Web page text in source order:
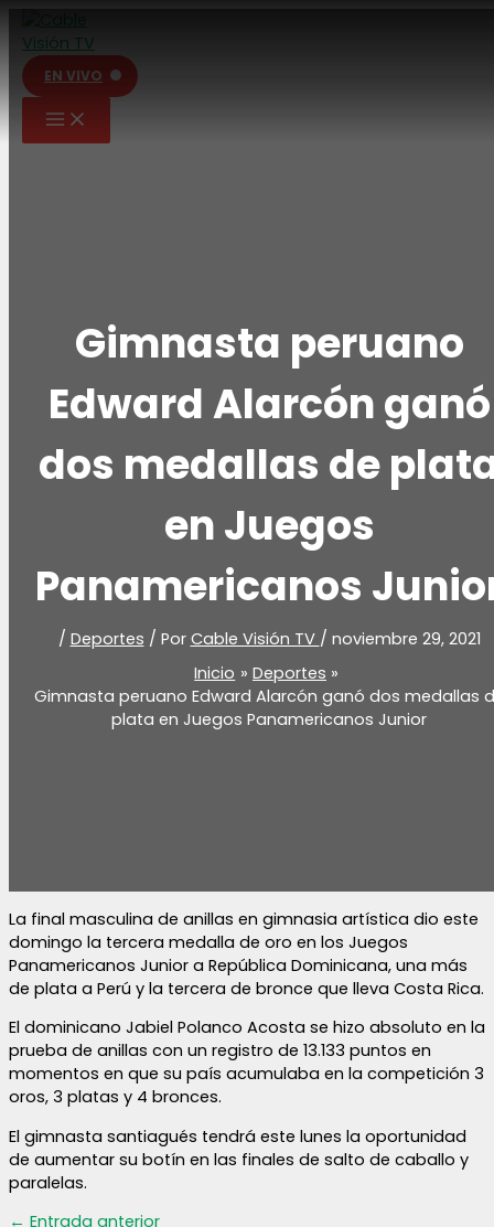
contenido
EN VIVO
Gimnasta peruano
Edward Alarcón ganó
dos medallas de
en Juegos
Panamericanos
/ Deportes / Por Cable Visión TV / noviembre 29, 2021
Inicio
Deportes
Gimnasta peruano Edward Alarcón ganó dos medallas
plata en Juegos Panamericanos Junior
La final masculina de anillas en gimnasia artística dio este
domingo la tercera medalla de oro en los Juegos
Panamericanos Junior a República Dominicana, una más
de plata a Perú y la tercera de bronce que lleva Costa Rica.
El dominicano Jabiel Polanco Acosta se hizo absoluto en la
prueba de anillas con un registro de 13.133 puntos en
momentos en que su país acumulaba en la competición 3
oros, 3 platas y 4 bronces.
El gimnasta santiagués tendrá este lunes la oportunidad
de aumentar su botín en las finales de salto de caballo y
paralelas.
← Entrada anterior